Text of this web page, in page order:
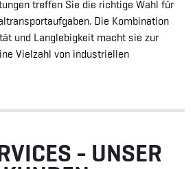
treffen Sie die richtige Wahl für
Die Kombination
und Langlebigkeit macht sie zur
Vielzahl von industriellen
- UNSER